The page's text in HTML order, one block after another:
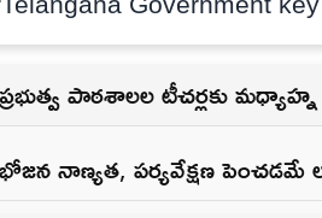
ప్రభుత్వ పాఠశాలల టీచర్లకు
భోజన నాణ్యత, పర్యవేక్షణ పెంచడమే